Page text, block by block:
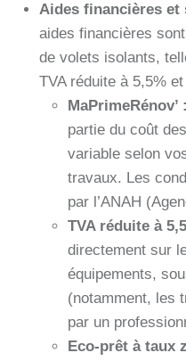
Aides financières et
aides financières
de volets isolants,
TVA réduite à 5,5%
MaPrimeRénov’ :
partie du coût
variable selon
travaux. Les
par l’ANAH
TVA réduite à
directement sur
équipements,
(notamment, les
par un
Eco-prêt à taux